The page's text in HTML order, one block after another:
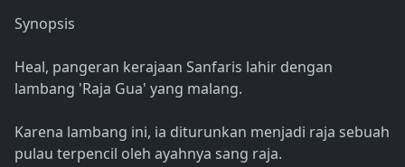
Synopsis
Heal, pangeran kerajaan Sanfaris lahir dengan
lambang 'Raja Gua' yang malang.
Karena lambang ini, ia diturunkan menjadi raja sebuah
pulau terpencil oleh ayahnya sang raja.